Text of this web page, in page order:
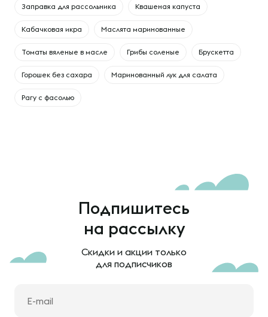
Заправка для рассольника Квашеная капуста
Кабачковая икра Маслята маринованные
Томаты вяленые в масле Грибы соленые Брускетта
Горошек без сахара Маринованный лук для салата
Рагу с фасолью
Подпишитесь
на рассылку
Скидки и акции только
для подписчиков